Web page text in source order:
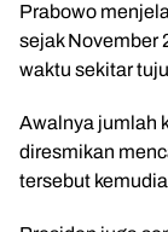
Prabowo
sejak November
waktu sekitar
Awalnya jumlah
diresmikan
tersebut